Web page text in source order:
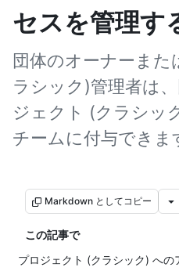
セスを管理す
団体のオーナーまた
ラシック)管理者は
ジェクト (クラシッ
チームに付与できま
Markdown としてコピー
この記事で
プロジェクト (クラシック) へ